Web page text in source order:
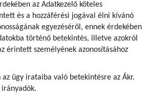
az Adatkezelő köteles
és a hozzáférési jogával élni kívánó
egyezéséről, ennek érdekében
történő betekintés, illetve azokról
érintett személyének azonosításához
ügy irataiba való betekintésre az Ákr.
irányadók.